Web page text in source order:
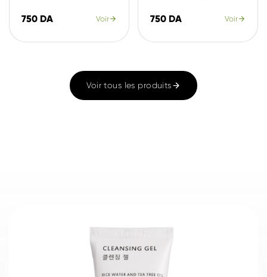
750 DA Voir 750 DA Voir
Voir tous les produits